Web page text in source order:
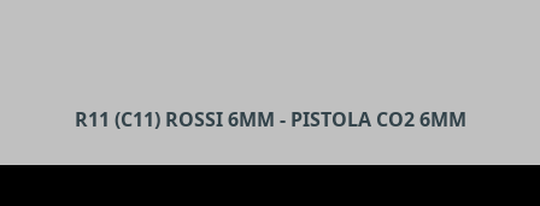
R11 (C11) ROSSI 6MM - PISTOLA CO2 6MM